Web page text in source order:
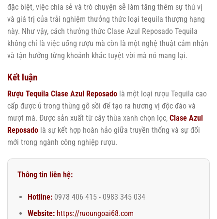
đặc biệt, việc chia sẻ và trò chuyện sẽ làm tăng thêm sự thú vị
và giá trị của trải nghiệm thưởng thức loại tequila thượng hạng
này. Như vậy, cách thưởng thức Clase Azul Reposado Tequila
không chỉ là việc uống rượu mà còn là một nghệ thuật cảm nhận
và tận hưởng từng khoảnh khắc tuyệt vời mà nó mang lại.
Kết luận
Rượu Tequila Clase Azul Reposado là một loại rượu Tequila cao
cấp được ủ trong thùng gỗ sồi để tạo ra hương vị độc đáo và
mượt mà. Được sản xuất từ cây thùa xanh chọn lọc, Clase Azul
Reposado là sự kết hợp hoàn hảo giữa truyền thống và sự đổi
mới trong ngành công nghiệp rượu.
Thông tin liên hệ:
Hotline:0978 406 415 - 0983 345 034
Website: https://ruoungoai68.com